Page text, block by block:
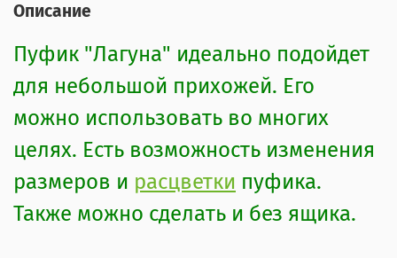
Описание
Пуфик "Лагуна" идеально подойдет
для небольшой прихожей. Его
можно использовать во многих
целях. Есть возможность изменения
размеров и расцветки пуфика.
Также можно сделать и без ящика.